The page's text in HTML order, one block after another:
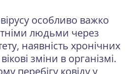
особливо важко
людьми через
наявність хронічних
зміни в організмі.
перебігу ковіду у